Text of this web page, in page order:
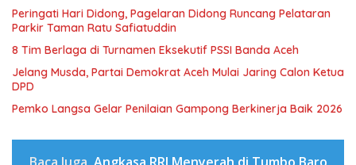
Peringati Hari Didong, Pagelaran Didong Runcang Pelataran
Parkir Taman Ratu Safiatuddin
8 Tim Berlaga di Turnamen Eksekutif PSSI Banda Aceh
Jelang Musda, Partai Demokrat Aceh Mulai Jaring Calon Ketua
DPD
Pemko Langsa Gelar Penilaian Gampong Berkinerja Baik 2026